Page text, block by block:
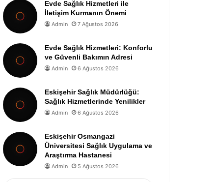
Evde Sağlık Hizmetleri ile
İletişim Kurmanın Önemi
Admin 7 Ağustos 2026
Evde Sağlık Hizmetleri: Konforlu
ve Güvenli Bakımın Adresi
Admin 6 Ağustos 2026
Eskişehir Sağlık Müdürlüğü:
Sağlık Hizmetlerinde Yenilikler
Admin 6 Ağustos 2026
Eskişehir Osmangazi
Üniversitesi Sağlık Uygulama ve
Araştırma Hastanesi
Admin 5 Ağustos 2026